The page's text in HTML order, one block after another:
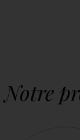
Notre